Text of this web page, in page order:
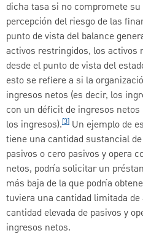
dicha tasa si no compromete
percepción del riesgo de las
punto de vista del balance
activos restringidos, los activos
desde el punto de vista del
esto se refiere a si la
ingresos netos (es decir, los
con un déficit de ingresos
los ingresos).[3] Un ejemplo de
tiene una cantidad sustancial
pasivos o cero pasivos y opera
netos, podría solicitar un
más baja de la que podría
tuviera una cantidad limitada
cantidad elevada de pasivos y
ingresos netos.